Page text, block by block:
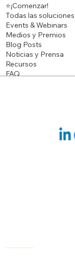
⭐¡Comenzar!
Todas las soluciones
Events & Webinars
Medios y Premios
Blog Posts
Noticias y Prensa
Recursos
FAQ